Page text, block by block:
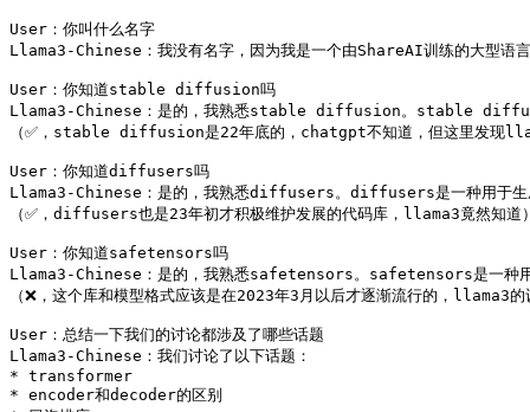
User：你叫什么名字
Llama3-Chinese：我没有名字，因为我是一个由ShareAI训练的大型语言
User：你知道stable diffusion吗
Llama3-Chinese：是的，我熟悉stable diffusion。stable diffusion是
（✅，stable diffusion是22年底的，chatgpt不知道，但这里发现
User：你知道diffusers吗
Llama3-Chinese：是的，我熟悉diffusers。diffusers是一种用于生成
（✅，diffusers也是23年初才积极维护发展的代码库，llama3竟然知道
User：你知道safetensors吗
Llama3-Chinese：是的，我熟悉safetensors。safetensors是一种用于
（❌，这个库和模型格式应该是在2023年3月以后才逐渐流行的，llama3
User：总结一下我们的讨论都涉及了哪些话题
Llama3-Chinese：我们讨论了以下话题：
* transformer
* encoder和decoder的区别